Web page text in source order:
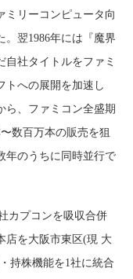
ミリーコンピュータ向
。翌1986年には『魔界
社タイトルをファミ
トへの展開を加速し
ら、ファミコン全盛期
数百万本の販売を狙
年のうちに同時並行で
カプコンを吸収合併
店を大阪市東区(現 大
持株機能を1社に統合